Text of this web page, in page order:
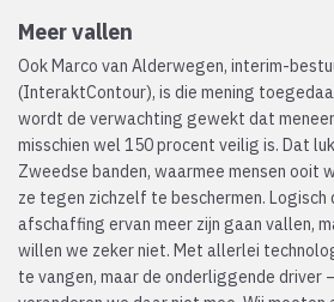
Meer vallen
Ook Marco van Alderwegen, interim-
(InteraktContour), is die mening
wordt de verwachting gewekt dat
misschien wel 150 procent veilig is. Dat
Zweedse banden, waarmee mensen ooit
ze tegen zichzelf te beschermen. Logisch
afschaffing ervan meer zijn gaan vallen,
willen we zeker niet. Met allerlei
te vangen, maar de onderliggende driver